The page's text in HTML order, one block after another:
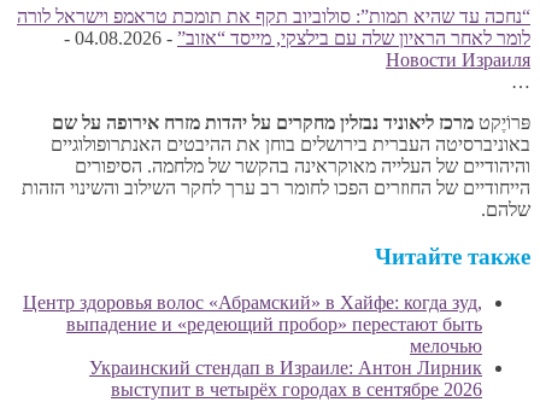
“נחכה עד שהיא תמות”: סולוביוב תקף את תומכת טראמפ וישראל לורה
לומר לאחר הראיון שלה עם בילצקי, מייסד “אזוב” -
04.08.2026
-
Новости Израиля
…
פּרוֹיֶקט מרכז ליאוניד נבזלין מחקרים על יהדות מזרח אירופה על שם
באוניברסיטה העברית בירושלים בוחן את ההיבטים האנתרופולוגיים
והיהודיים של העלייה מאוקראינה בהקשר של מלחמה. הסיפורים
הייחודיים של החוזרים הפכו לחומר רב ערך לחקר השילוב והשינוי הזהות
שלהם.
Читайте также
Центр здоровья волос «Абрaмский» в Хайфе: когда зуд,
выпадение и «редеющий пробор» перестают быть
мелочью
Украинский стендап в Израиле: Антон Лирник
выступит в четырёх городах в сентябре 2026